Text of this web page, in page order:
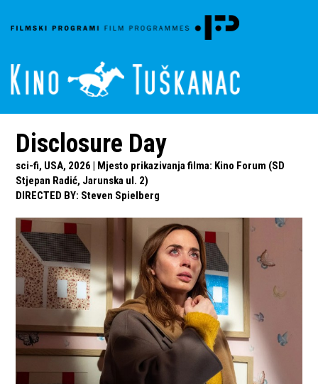
Disclosure Day
sci-fi, USA, 2026 | Mjesto prikazivanja filma: Kino Forum (SD
Stjepan Radić, Jarunska ul. 2)
DIRECTED BY: Steven Spielberg